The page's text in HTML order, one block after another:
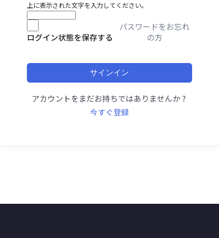
上に表示された文字を入力してください。
ログイン状態を保存する
パスワードをお忘れ
の方
サインイン
アカウントをまだお持ちではありませんか ?
今すぐ登録